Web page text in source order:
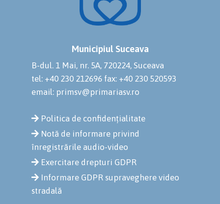
Municipiul Suceava
B-dul. 1 Mai, nr. 5A, 720224, Suceava
tel: +40 230 212696 fax: +40 230 520593
email: primsv@primariasv.ro
Politica de confidențialitate
Notă de informare privind
înregistrările audio-video
Exercitare drepturi GDPR
Informare GDPR supraveghere video
stradală